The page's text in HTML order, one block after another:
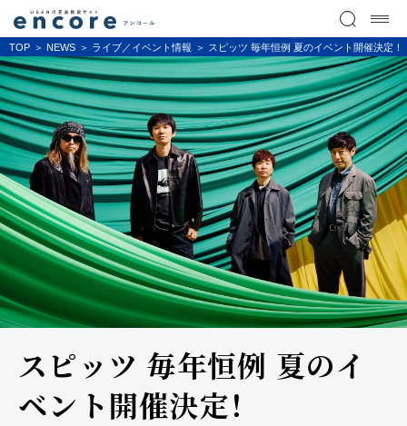
TOP NEWS ライブ／イベント情報 スピッツ 毎年恒例 夏のイベント開催決定！
スピッツ 毎年恒例 夏のイ
ベント開催決定！